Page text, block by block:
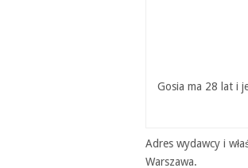
Gosia ma 28 lat i
Adres wydawcy i
Warszawa.